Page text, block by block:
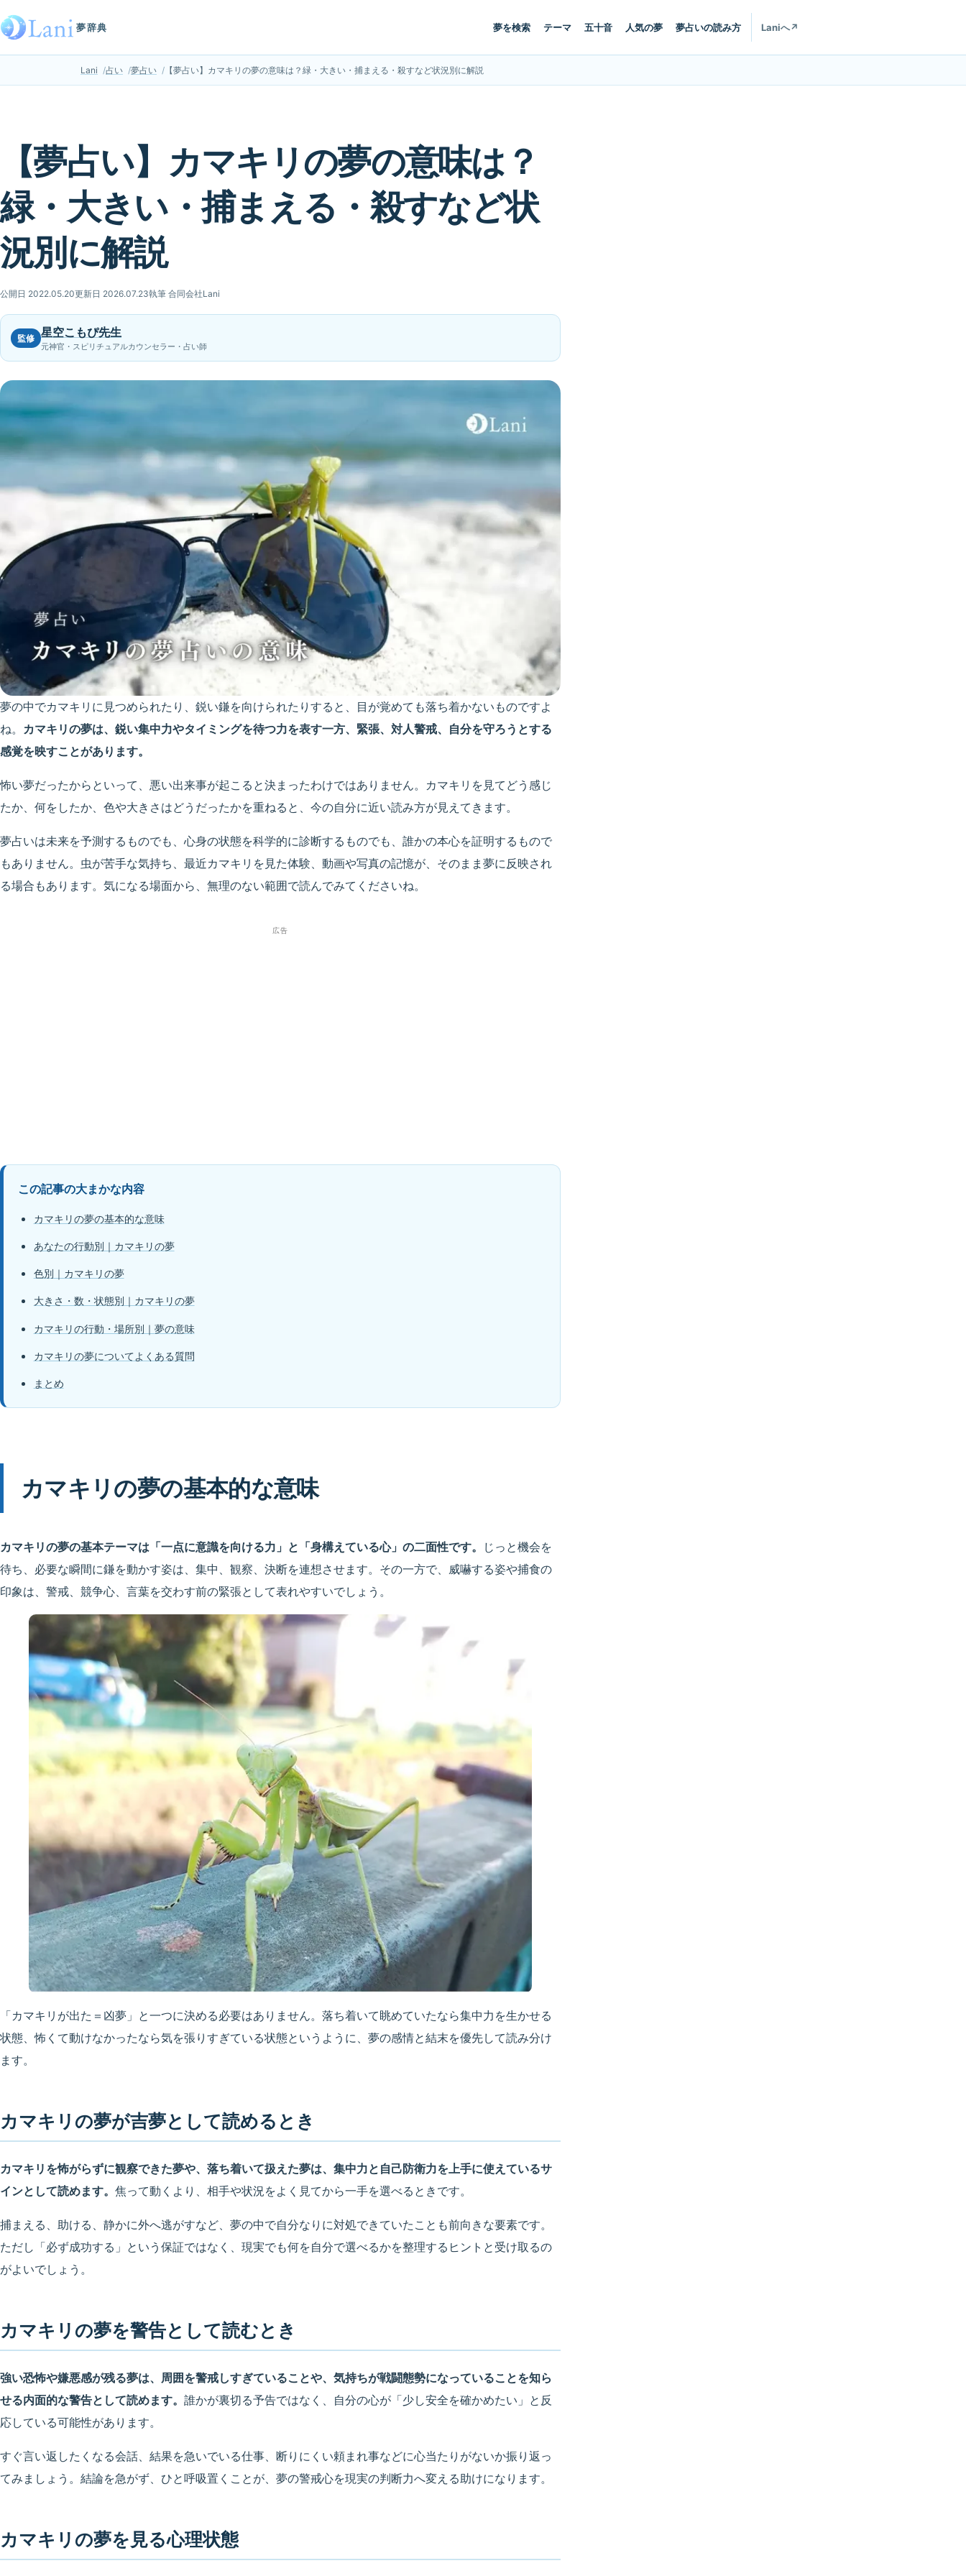
夢辞典 夢を検索 テーマ 五十音 人気の夢 夢占いの読み方 Laniへ↗
Lani 占い 夢占い 【夢占い】カマキリの夢の意味は？緑・大きい・捕まえる・殺すなど状況別に解説
【夢占い】カマキリの夢の意味は？
緑・大きい・捕まえる・殺すなど状
況別に解説
公開日 2022.05.20更新日 2026.07.23執筆 合同会社Lani
監修 星空こもぴ先生
元神官・スピリチュアルカウンセラー・占い師
夢の中でカマキリに見つめられたり、鋭い鎌を向けられたりすると、目が覚めても落ち着かないものですよ
ね。 カマキリの夢は、鋭い集中力やタイミングを待つ力を表す一方、緊張、対人警戒、自分を守ろうとする
感覚を映すことがあります。
怖い夢だったからといって、悪い出来事が起こると決まったわけではありません。カマキリを見てどう感じ
たか、何をしたか、色や大きさはどうだったかを重ねると、今の自分に近い読み方が見えてきます。
夢占いは未来を予測するものでも、心身の状態を科学的に診断するものでも、誰かの本心を証明するもので
もありません。虫が苦手な気持ち、最近カマキリを見た体験、動画や写真の記憶が、そのまま夢に反映され
る場合もあります。気になる場面から、無理のない範囲で読んでみてくださいね。
広告
この記事の大まかな内容
カマキリの夢の基本的な意味
あなたの行動別｜カマキリの夢
色別｜カマキリの夢
大きさ・数・状態別｜カマキリの夢
カマキリの行動・場所別｜夢の意味
カマキリの夢についてよくある質問
まとめ
カマキリの夢の基本的な意味
カマキリの夢の基本テーマは「一点に意識を向ける力」と「身構えている心」の二面性です。
じっと機会を
待ち、必要な瞬間に鎌を動かす姿は、集中、観察、決断を連想させます。その一方で、威嚇する姿や捕食の
印象は、警戒、競争心、言葉を交わす前の緊張として表れやすいでしょう。
「カマキリが出た＝凶夢」と一つに決める必要はありません。落ち着いて眺めていたなら集中力を生かせる
状態、怖くて動けなかったなら気を張りすぎている状態というように、夢の感情と結末を優先して読み分け
ます。
カマキリの夢が吉夢として読めるとき
カマキリを怖がらずに観察できた夢や、落ち着いて扱えた夢は、集中力と自己防衛力を上手に使えているサ
インとして読めます。 焦って動くより、相手や状況をよく見てから一手を選べるときです。
捕まえる、助ける、静かに外へ逃がすなど、夢の中で自分なりに対処できていたことも前向きな要素です。
ただし「必ず成功する」という保証ではなく、現実でも何を自分で選べるかを整理するヒントと受け取るの
がよいでしょう。
カマキリの夢を警告として読むとき
強い恐怖や嫌悪感が残る夢は、周囲を警戒しすぎていることや、気持ちが戦闘態勢になっていることを知ら
せる内面的な警告として読めます。 誰かが裏切る予告ではなく、自分の心が「少し安全を確かめたい」と反
応している可能性があります。
すぐ言い返したくなる会話、結果を急いでいる仕事、断りにくい頼まれ事などに心当たりがないか振り返っ
てみましょう。結論を急がず、ひと呼吸置くことが、夢の警戒心を現実の判断力へ変える助けになります。
カマキリの夢を見る心理状態